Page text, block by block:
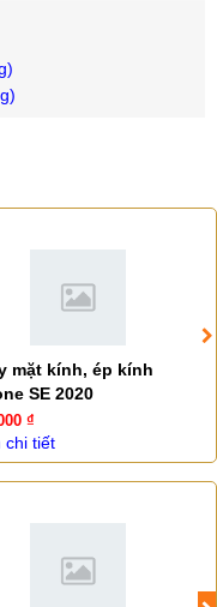
mặt kính, ép kính
SE 2020
₫
chi tiết